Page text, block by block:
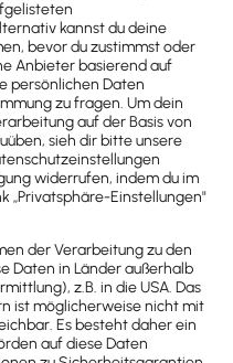
Sie eigene: Mit
Sie beliebig viele
dort so viele
wie Sie
egal ob
den vollen